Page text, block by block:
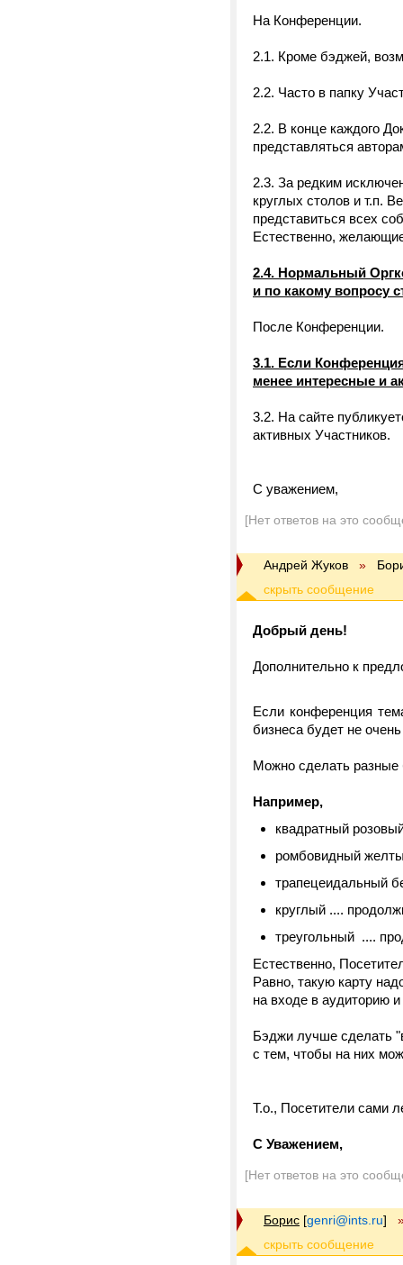
На Конференции.
2.1. Кроме бэджей,
2.2. Часто в папку
2.2. В конце каждого
представляться
2.3. За редким
круглых столов и т.п.
представиться всех
Естественно,
2.4. Нормальный
и по какому вопросу
После Конференции.
3.1. Если
менее интересные и
3.2. На сайте
активных Участников.
С уважением,
[Нет ответов на это
Андрей Жуков »
Добрый день!
Дополнительно к
Если конференция
бизнеса будет не
Можно сделать разные
Например,
квадратный
ромбовидный
трапецеидальный
круглый ....
треугольный ....
Естественно,
Равно, такую карту
на входе в аудиторию и
Бэджи лучше сделать
с тем, чтобы на них
Т.о., Посетители сами
С Уважением,
[Нет ответов на это
Борис [genri@ints.ru]